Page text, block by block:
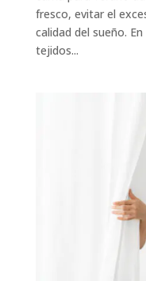
fresco, evitar el
calidad del sueño.
tejidos...